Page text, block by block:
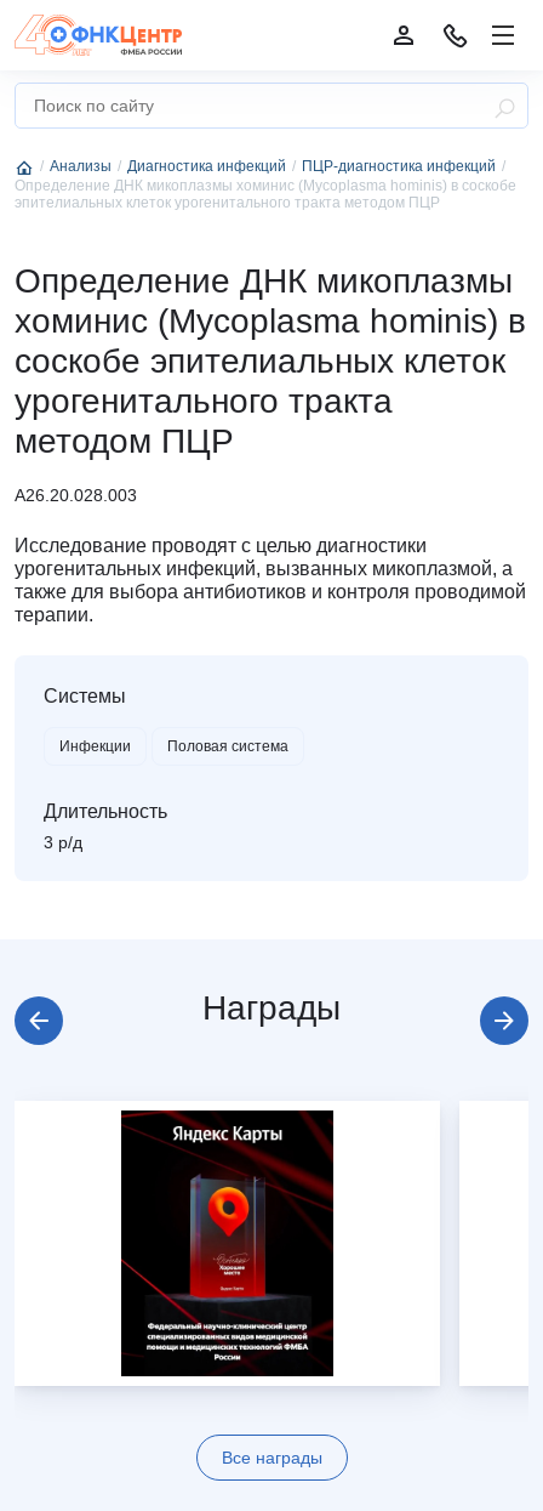
Анализы Диагностика инфекций
ПЦР-диагностика инфекций
Определение ДНК микоплазмы хоминис (Mycoplasma hominis) в соскобе
эпителиальных клеток урогенитального тракта методом ПЦР
Определение ДНК микоплазмы
хоминис (Mycoplasma hominis) в
соскобе эпителиальных клеток
урогенитального тракта
методом ПЦР
А26.20.028.003
Исследование проводят с целью диагностики
урогенитальных инфекций, вызванных микоплазмой, а
также для выбора антибиотиков и контроля проводимой
терапии.
Системы
Инфекции Половая система
Длительность
3 р/д
Награды
Все награды